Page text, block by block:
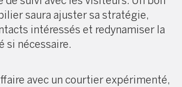
saura ajuster sa stratégie,
intéressés et redynamiser la
si nécessaire.
avec un courtier expérimenté,